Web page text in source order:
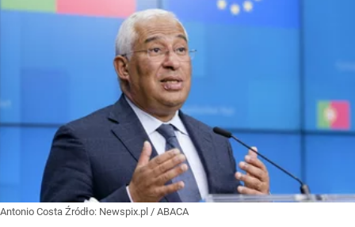
Antonio Costa Źródło: Newspix.pl / ABACA